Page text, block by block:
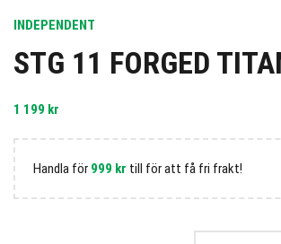
INDEPENDENT
STG 11 FORGED
1 199 kr
Handla för 999 kr till för att få fri frakt!